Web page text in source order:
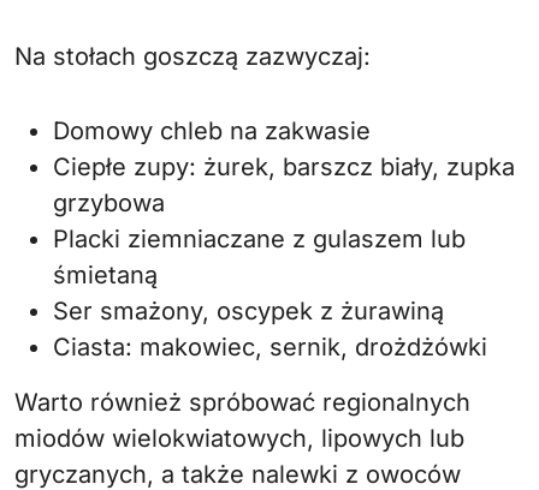
Na stołach goszczą zazwyczaj:
Domowy chleb na zakwasie
Ciepłe zupy: żurek, barszcz biały, zupka
grzybowa
Placki ziemniaczane z gulaszem lub
śmietaną
Ser smażony, oscypek z żurawiną
Ciasta: makowiec, sernik, drożdżówki
Warto również spróbować regionalnych
miodów wielokwiatowych, lipowych lub
gryczanych, a także nalewki z owoców